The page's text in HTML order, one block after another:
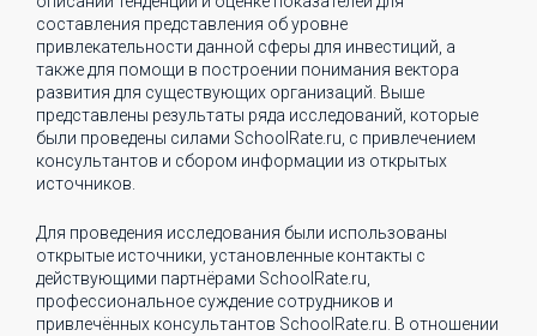
составления представления об уровне
привлекательности данной сферы для инвестиций, а
также для помощи в построении понимания вектора
развития для существующих организаций. Выше
представлены результаты ряда исследований, которые
были проведены силами SchoolRate.ru, с привлечением
консультантов и сбором информации из открытых
источников.
Для проведения исследования были использованы
открытые источники, установленные контакты с
действующими партнёрами SchoolRate.ru,
профессиональное суждение сотрудников и
привлечённых консультантов SchoolRate.ru. В отношении